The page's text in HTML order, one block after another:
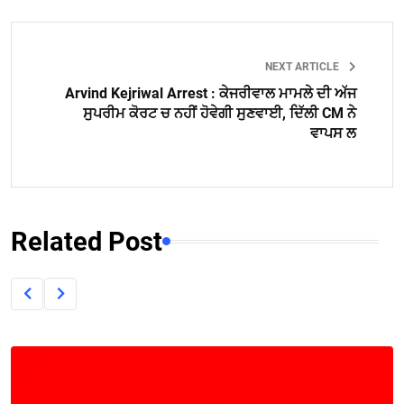
NEXT ARTICLE
Arvind Kejriwal Arrest : ਕੇਜਰੀਵਾਲ ਮਾਮਲੇ ਦੀ ਅੱਜ
ਸੁਪਰੀਮ ਕੋਰਟ ਚ ਨਹੀਂ ਹੋਵੇਗੀ ਸੁਣਵਾਈ, ਦਿੱਲੀ CM ਨੇ
ਵਾਪਸ ਲ
Related Post